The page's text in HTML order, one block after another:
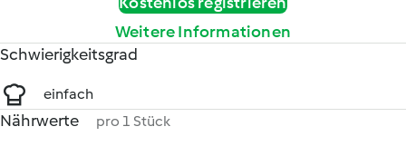
Weitere Informationen
Schwierigkeitsgrad
einfach
Nährwerte pro 1 Stück